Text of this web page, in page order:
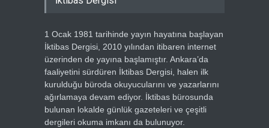
1 Ocak 1981 tarihinde yayın hayatına başlayan
İktibas Dergisi, 2010 yılından itibaren internet
üzerinden de yayına başlamıştır. Ankara’da
faaliyetini sürdüren İktibas Dergisi, halen ilk
kurulduğu büroda okuyucularını ve yazarlarını
ağırlamaya devam ediyor. İktibas bürosunda
bulunan lokalde günlük gazeteleri ve çeşitli
dergileri okuma imkanı da bulunuyor.